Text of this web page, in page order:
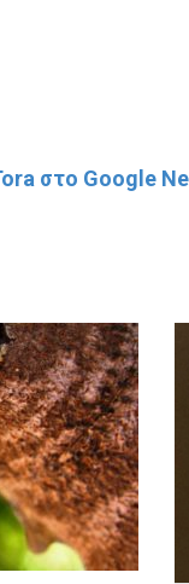
στο Google